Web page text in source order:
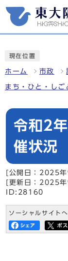
現在位置
ホーム 市政
まち・ひと・しご
令和2
催状況
[公開日：2025
[更新日：2025
ID:28160
ソーシャルサイト